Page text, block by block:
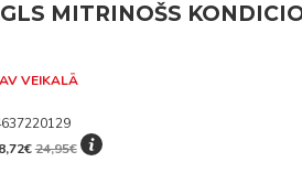
MITRINOŠS
VEIKALĀ
24,95€